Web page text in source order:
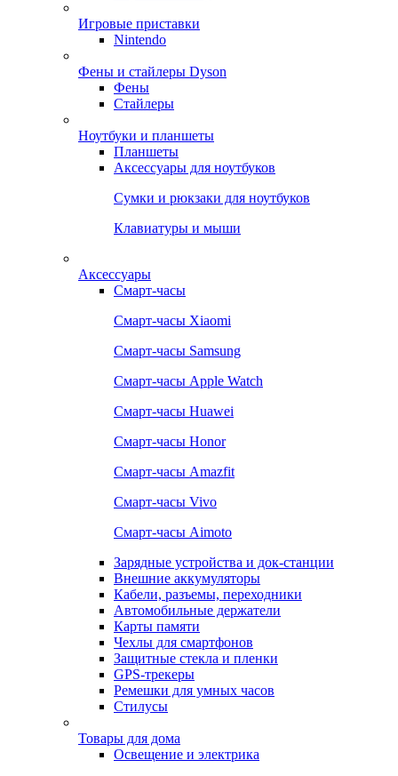
Игровые приставки
Nintendo
Фены и стайлеры Dyson
Фены
Стайлеры
Ноутбуки и планшеты
Планшеты
Аксессуары для ноутбуков
Сумки и рюкзаки для ноутбуков
Клавиатуры и мыши
Аксессуары
Смарт-часы
Смарт-часы Xiaomi
Смарт-часы Samsung
Смарт-часы Apple Watch
Смарт-часы Huawei
Смарт-часы Honor
Смарт-часы Amazfit
Смарт-часы Vivo
Смарт-часы Aimoto
Зарядные устройства и док-станции
Внешние аккумуляторы
Кабели, разъемы, переходники
Автомобильные держатели
Карты памяти
Чехлы для смартфонов
Защитные стекла и пленки
GPS-трекеры
Ремешки для умных часов
Стилусы
Товары для дома
Освещение и электрика